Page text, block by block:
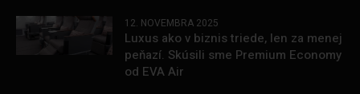
12. NOVEMBRA 2025
Luxus ako v biznis triede, len za menej
peňazí. Skúsili sme Premium Economy
od EVA Air